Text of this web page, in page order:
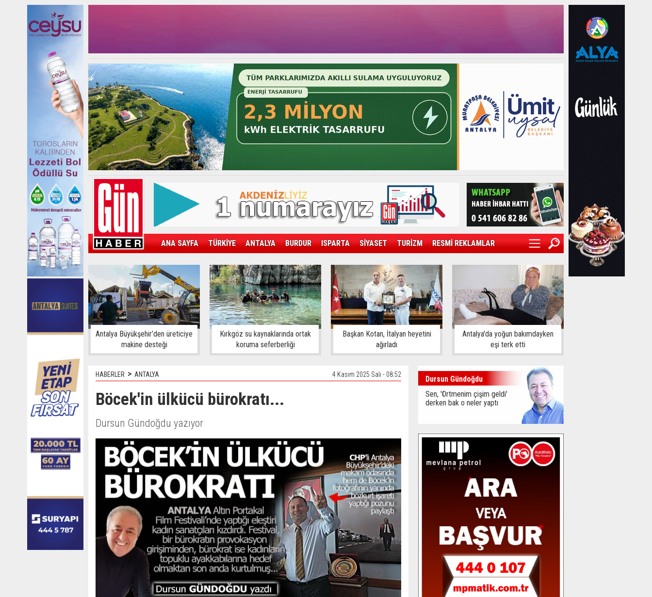
ANA SAYFA TÜRKİYE ANTALYA BURDUR ISPARTA SİYASET TURİZM RESMİ REKLAMLAR
KAMPÜS SPOR GÜN'ÜN ÜRÜNÜ SAĞLIK EKONOMİ DÜNYA
Antalya Büyükşehir’den üreticiye
makine desteği
Kırkgöz su kaynaklarında ortak
koruma seferberliği
Başkan Kotan, İtalyan heyetini
ağırladı
Antalya'da yoğun bakımdayken
eşi terk etti
HABERLER > ANTALYA 4 Kasım 2025 Salı - 08:52
Böcek'in ülkücü bürokratı...
Dursun Gündoğdu yazıyor
Dursun Gündoğdu
Sen, 'Örtmenim çişim geldi'
derken bak o neler yaptı